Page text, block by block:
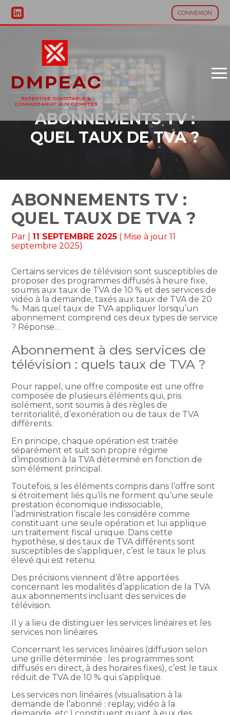
CONNEXION
Aller
contenu
ABONNEMENTS TV :
QUEL TAUX DE TVA ?
ABONNEMENTS TV :
QUEL TAUX DE TVA ?
Par 11 SEPTEMBRE 2025 ( Mise à jour 11
septembre 2025)
Certains services de télévision sont susceptibles de
proposer des programmes diffusés à heure fixe,
soumis aux taux de TVA de 10 % et des services de
vidéo à la demande, taxés aux taux de TVA de 20
%. Mais quel taux de TVA appliquer lorsqu’un
abonnement comprend ces deux types de service
? Réponse…
Abonnement à des services de
télévision : quels taux de TVA ?
Pour rappel, une offre composite est une offre
composée de plusieurs éléments qui, pris
isolément, sont soumis à des règles de
territorialité, d’exonération ou de taux de TVA
différents.
En principe, chaque opération est traitée
séparément et suit son propre régime
d’imposition à la TVA déterminé en fonction de
son élément principal.
Toutefois, si les éléments compris dans l’offre sont
si étroitement liés qu’ils ne forment qu’une seule
prestation économique indissociable,
l’administration fiscale les considère comme
constituant une seule opération et lui applique
un traitement fiscal unique. Dans cette
hypothèse, si des taux de TVA différents sont
susceptibles de s’appliquer, c’est le taux le plus
élevé qui est retenu.
Des précisions viennent d’être apportées
concernant les modalités d’application de la TVA
aux abonnements incluant des services de
télévision.
Il y a lieu de distinguer les services linéaires et les
services non linéaires.
Concernant les services linéaires (diffusion selon
une grille déterminée : les programmes sont
diffusés en direct, à des horaires fixes), c’est le taux
réduit de TVA de 10 % qui s’applique.
Les services non linéaires (visualisation à la
demande de l’abonné : replay, vidéo à la
demande, etc.) constituent quant à eux des